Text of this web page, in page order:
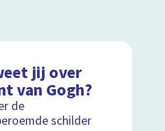
jij over
van Gogh?
de
schilder